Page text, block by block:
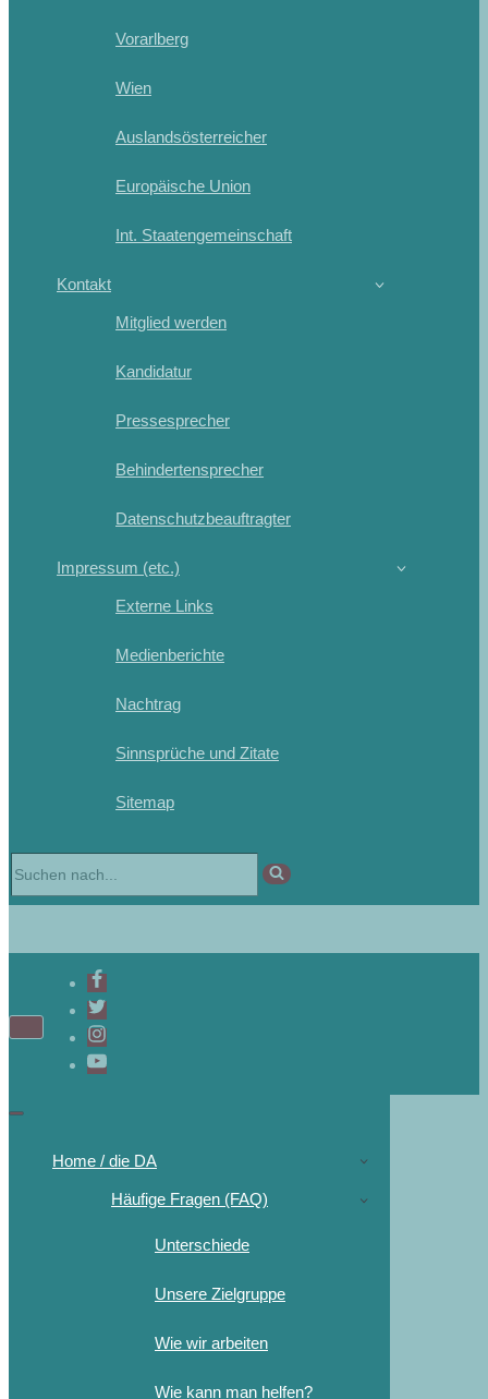
Vorarlberg
Wien
Auslandsösterreicher
Europäische Union
Int. Staatengemeinschaft
Kontakt
Mitglied werden
Kandidatur
Pressesprecher
Behindertensprecher
Datenschutzbeauftragter
Impressum (etc.)
Externe Links
Medienberichte
Nachtrag
Sinnsprüche und Zitate
Sitemap
Home / die DA
Häufige Fragen (FAQ)
Unterschiede
Unsere Zielgruppe
Wie wir arbeiten
Wie kann man helfen?